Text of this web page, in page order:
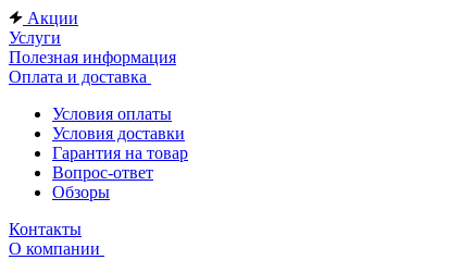
Акции
Услуги
Полезная информация
Оплата и доставка
Условия оплаты
Условия доставки
Гарантия на товар
Вопрос-ответ
Обзоры
Контакты
О компании